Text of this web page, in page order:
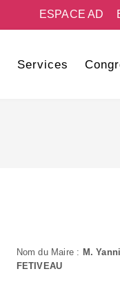
ESPACE AD
Services
Nom du Maire : M.
FETIVEAU